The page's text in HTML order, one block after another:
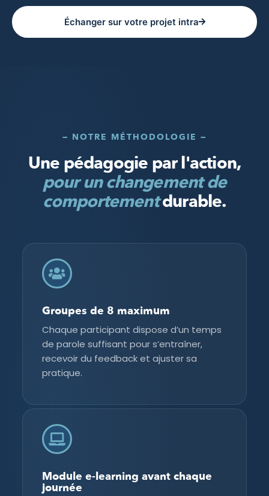
Échanger sur votre projet intra
— NOTRE MÉTHODOLOGIE —
Une pédagogie par l'action,
pour un changement de
comportementdurable.
Groupes de 8 maximum
Chaque participant dispose d’un temps
de parole suffisant pour s’entraîner,
recevoir du feedback et ajuster sa
pratique.
Module e-learning avant chaque
journée